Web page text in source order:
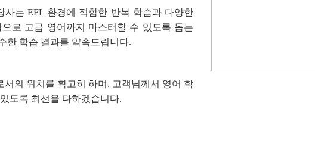
는 EFL 환경에 적합한 반복 학습과 다양한
로 고급 영어까지 마스터할 수 있도록 돕는
한 학습 결과를 약속드립니다.
의 위치를 확고히 하며, 고객님께서 영어 학
도록 최선을 다하겠습니다.